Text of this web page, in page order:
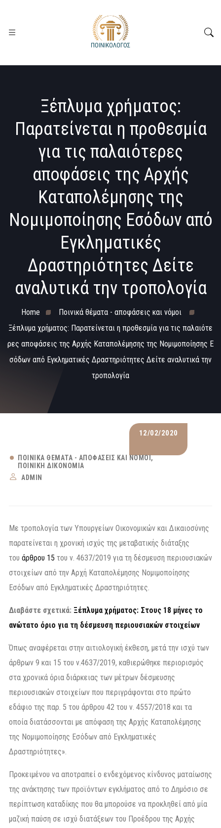
Ξέπλυμα χρήματος:
Παρατείνεται η προθεσμία
για τις παλαιότερες
αποφάσεις της Αρχής
Καταπολέμησης της
Νομιμοποίησης Εσόδων από
Εγκληματικές
Δραστηριότητες Δείτε
αναλυτικά την τροπολογία
Home
Ποινικά θέματα - αποφάσεις και νόμοι
Ξέπλυμα χρήματος: Παρατείνεται η προθεσμία για τις παλαιότε
ρες αποφάσεις της Αρχής Καταπολέμησης της Νομιμοποίησης Ε
σόδων από Εγκληματικές Δραστηριότητες Δείτε αναλυτικά την
τροπολογία
12/02/2020
ΠΟΙΝΙΚΆ ΘΈΜΑΤΑ - ΑΠΟΦΆΣΕΙΣ ΚΑΙ ΝΌΜΟΙ
ΠΟΙΝΙΚΉ ΔΙΚΟΝΟΜΊΑ
ADMIN
Με τροπολογία των Υπουργείων Οικονομικών και Δικαιοσύνης
παρατείνεται η χρονική ισχύς της μεταβατικής διάταξης
του άρθρου 15 του ν. 4637/2019 για τη δέσμευση περιουσιακών
στοιχείων από την Αρχή Καταπολέμησης Νομιμοποίησης
Εσόδων από Εγκληματικές Δραστηριότητες.
Διαβάστε σχετικά: Ξέπλυμα χρήματος: Στους 18 μήνες το
ανώτατο όριο για τη δέσμευση περιουσιακών στοιχείων
Όπως αναφέρεται στην αιτιολογική έκθεση, μετά την ισχύ των
άρθρων 9 και 15 του ν.4637/2019, καθιερώθηκε περιορισμός
στα χρονικά όρια διάρκειας των μέτρων δέσμευσης
περιουσιακών στοιχείων που περιγράφονται στο πρώτο
εδάφιο της παρ. 5 του άρθρου 42 του ν. 4557/2018 και τα
οποία διατάσσονται με απόφαση της Αρχής Καταπολέμησης
της Νομιμοποίησης Εσόδων από Εγκληματικές
Δραστηριότητες».
Προκειμένου να αποτραπεί ο ενδεχόμενος κίνδυνος ματαίωσης
της ανάκτησης των προϊόντων εγκλήματος από το Δημόσιο σε
περίπτωση καταδίκης που θα μπορούσε να προκληθεί από μία
μαζική παύση σε ισχύ διατάξεων του Προέδρου της Αρχής